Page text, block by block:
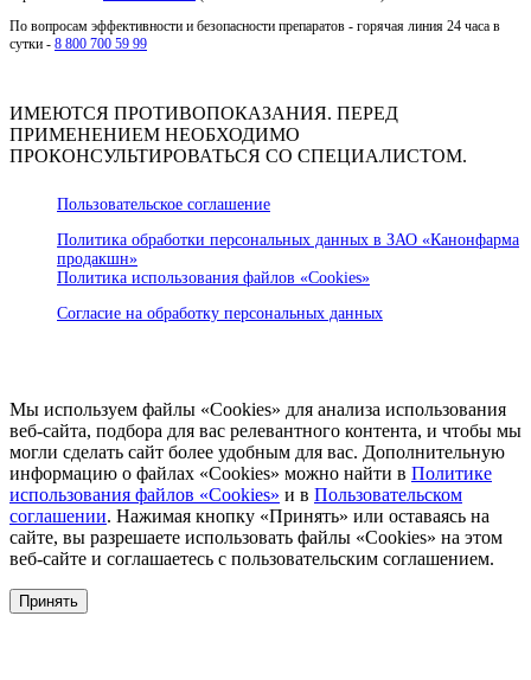
По вопросам эффективности и безопасности препаратов - горячая линия 24 часа в
сутки - 8 800 700 59 99
ИМЕЮТСЯ ПРОТИВОПОКАЗАНИЯ. ПЕРЕД
ПРИМЕНЕНИЕМ НЕОБХОДИМО
ПРОКОНСУЛЬТИРОВАТЬСЯ СО СПЕЦИАЛИСТОМ.
Пользовательское соглашение
Политика обработки персональных данных в ЗАО «Канонфарма
продакшн»
Политика использования файлов «Cookies»
Согласие на обработку персональных данных
Мы используем файлы «Cookies» для анализа использования
веб-сайта, подбора для вас релевантного контента, и чтобы мы
могли сделать сайт более удобным для вас. Дополнительную
информацию о файлах «Cookies» можно найти в Политике
использования файлов «Cookies» и в Пользовательском
соглашении. Нажимая кнопку «Принять» или оставаясь на
сайте, вы разрешаете использовать файлы «Cookies» на этом
веб-сайте и соглашаетесь с пользовательским соглашением.
Принять